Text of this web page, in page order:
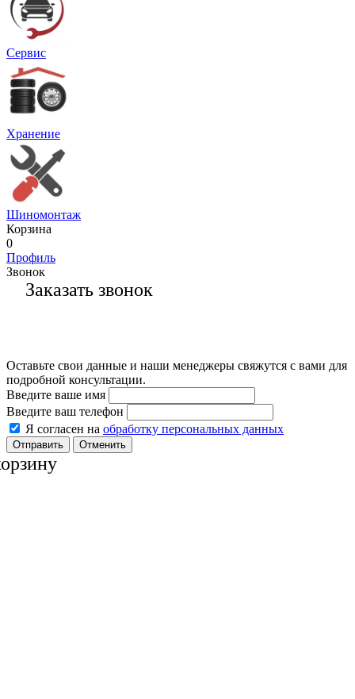
Сервис
Хранение
Шиномонтаж
Корзина
0
Профиль
Звонок
Заказать звонок
Оставьте свои данные и наши менеджеры свяжутся с вами для
подробной консультации.
Введите ваше имя
Введите ваш телефон
Я согласен на обработку персональных данных
Отменить